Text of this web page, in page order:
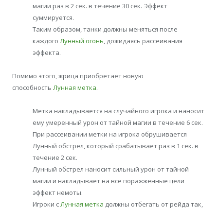
магии раз в 2 сек. в течение 30 сек. Эффект
суммируется.
Таким образом, танки должны меняться после
каждого Лунный огонь , дожидаясь рассеивания
эффекта.
Помимо этого, жрица приобретает новую
способность Лунная метка.
Метка накладывается на случайного игрока и наносит
ему умеренный урон от тайной магии в течение 6 сек.
При рассеивании метки на игрока обрушивается
Лунный обстрел, который срабатывает раз в 1 сек. в
течение 2 сек.
Лунный обстрел наносит сильный урон от тайной
магии и накладывает на все поражженные цели
эффект немоты.
Игроки сЛунная метка должны отбегать от рейда так,